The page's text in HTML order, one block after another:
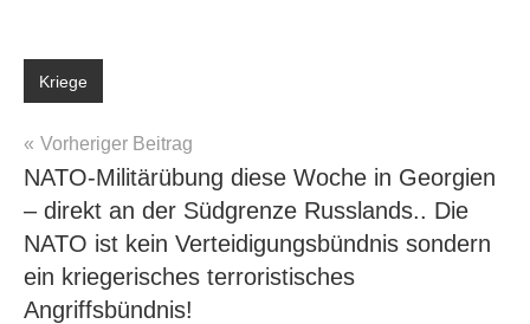
Kriege
Beitragsnavigation
Vorheriger Beitrag
NATO-Militärübung diese Woche in Georgien
– direkt an der Südgrenze Russlands.. Die
NATO ist kein Verteidigungsbündnis sondern
ein kriegerisches terroristisches
Angriffsbündnis!